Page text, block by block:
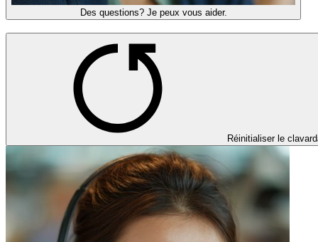
Des questions? Je peux vous aider.
Réinitialiser le